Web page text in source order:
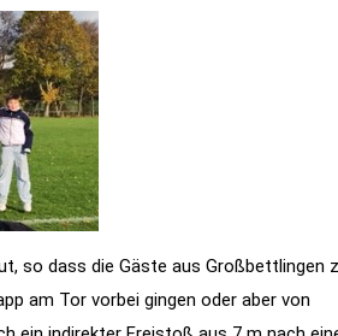
so dass die Gäste aus Großbettlingen
am Tor vorbei gingen oder aber von